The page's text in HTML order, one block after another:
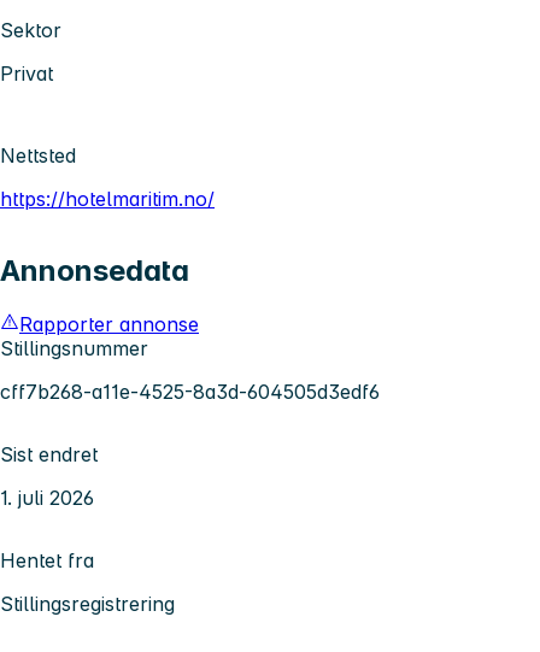
Sektor
Privat
Nettsted
https://hotelmaritim.no/
Annonsedata
Rapporter annonse
Stillingsnummer
cff7b268-a11e-4525-8a3d-604505d3edf6
Sist endret
1. juli 2026
Hentet fra
Stillingsregistrering